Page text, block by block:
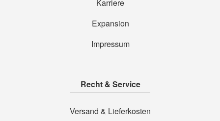
Karriere
Expansion
Impressum
Recht & Service
Versand & Lieferkosten